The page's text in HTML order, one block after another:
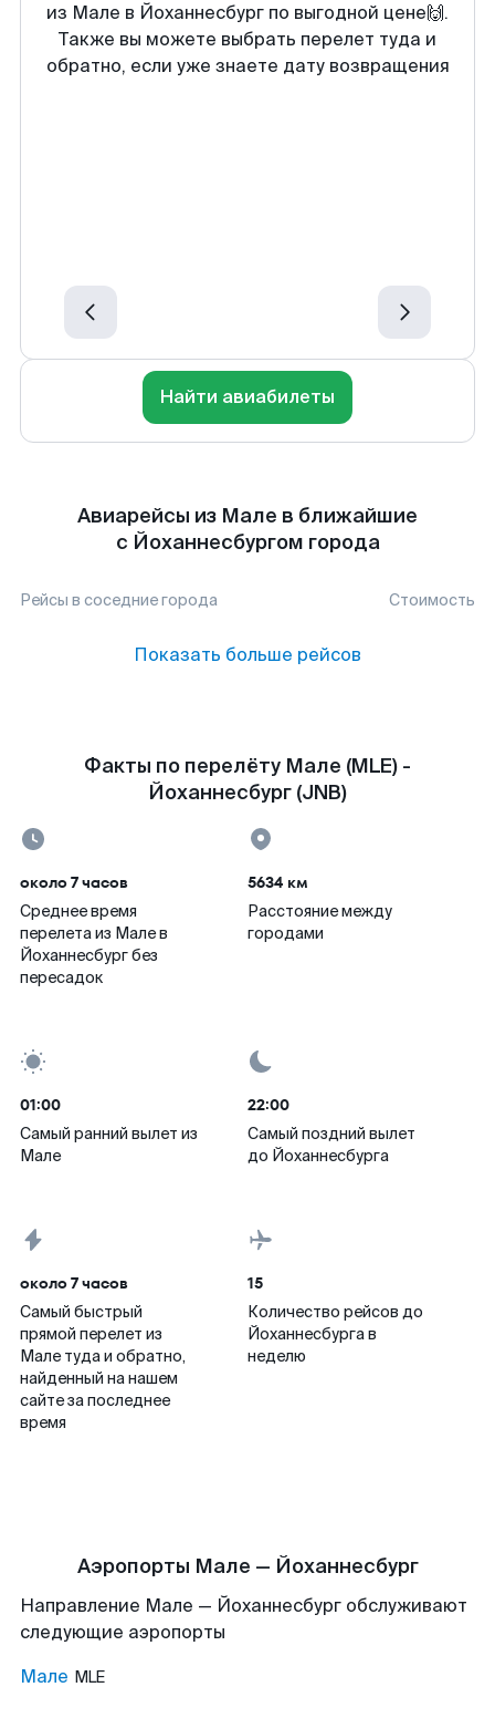
из Мале в Йоханнесбург по выгодной цене🙌.
Также вы можете выбрать перелет туда и
обратно, если уже знаете дату возвращения
Найти авиабилеты
Авиарейсы из Мале в ближайшие
с Йоханнесбургом города
Рейсы в соседние города Стоимость
Показать больше рейсов
Факты по перелёту Мале (MLE) -
Йоханнесбург (JNB)
около 7 часов
Среднее время
перелета из Мале в
Йоханнесбург без
пересадок
5634 км
Расстояние между
городами
01:00
Самый ранний вылет из
Мале
22:00
Самый поздний вылет
до Йоханнесбурга
около 7 часов
Самый быстрый
прямой перелет из
Мале туда и обратно,
найденный на нашем
сайте за последнее
время
15
Количество рейсов до
Йоханнесбурга в
неделю
Аэропорты Мале — Йоханнесбург
Направление Мале — Йоханнесбург обслуживают
следующие аэропорты
Мале MLE